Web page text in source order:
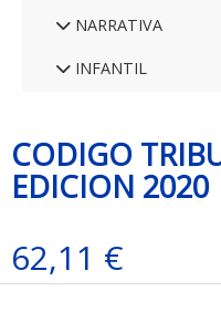
NARRATIVA
INFANTIL
CODIGO
EDICION 2020
62,11 €